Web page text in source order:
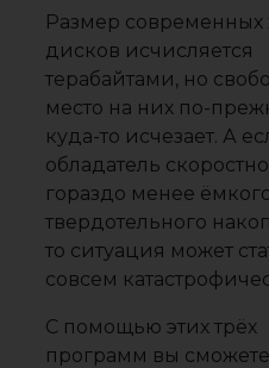
Размер современных
дисков исчисляется
терабайтами, но
место на них по-
куда-то исчезает. А
обладатель
гораздо менее
твердотельного
то ситуация может
совсем
С помощью этих трёх
программ вы сможете